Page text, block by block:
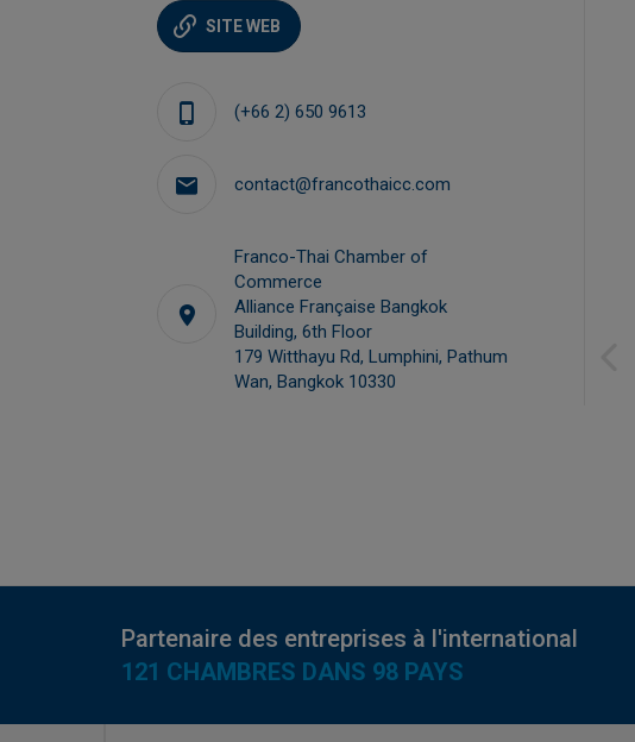
SITE WEB
(+66 2) 650 9613
contact@francothaicc.com
Franco-Thai Chamber of
Commerce
Alliance Française Bangkok
Building, 6th Floor
179 Witthayu Rd, Lumphini, Pathum
Wan, Bangkok 10330
Cassandre LOEB
Partenaire des entreprises à l'international
121 CHAMBRES DANS 98 PAYS